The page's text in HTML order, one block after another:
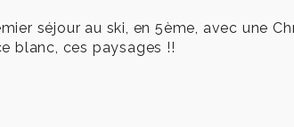
séjour au ski, en 5ème, avec une
blanc, ces paysages !!